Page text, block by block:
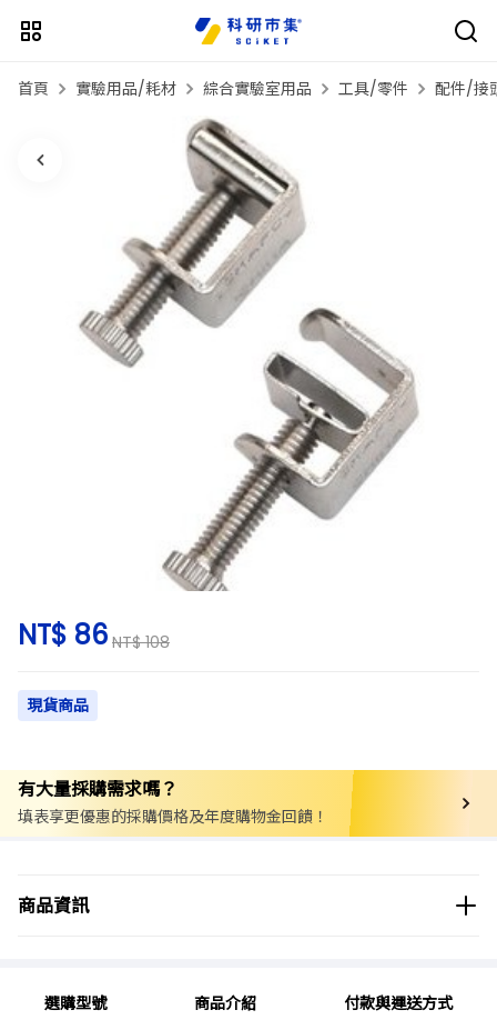
首頁 實驗用品/耗材 綜合實驗室用品 工具/零件 配件/接
NT$ 86 NT$ 108
現貨商品
有大量採購需求嗎？
填表享更優惠的採購價格及年度購物金回饋！
商品資訊
商品分類
選購型號
商品介紹 付款與運送方式